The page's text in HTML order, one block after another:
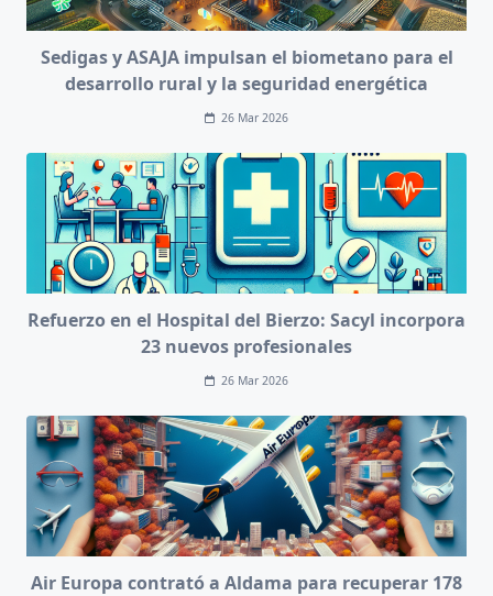
Sedigas y ASAJA impulsan el biometano para el
desarrollo rural y la seguridad energética
26 Mar 2026
Refuerzo en el Hospital del Bierzo: Sacyl incorpora
23 nuevos profesionales
26 Mar 2026
Air Europa contrató a Aldama para recuperar 178